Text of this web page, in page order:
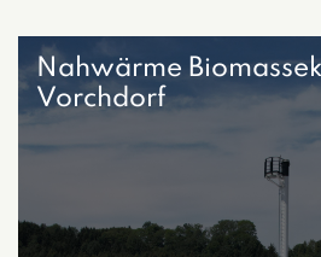
Nahwärme
Vorchdorf